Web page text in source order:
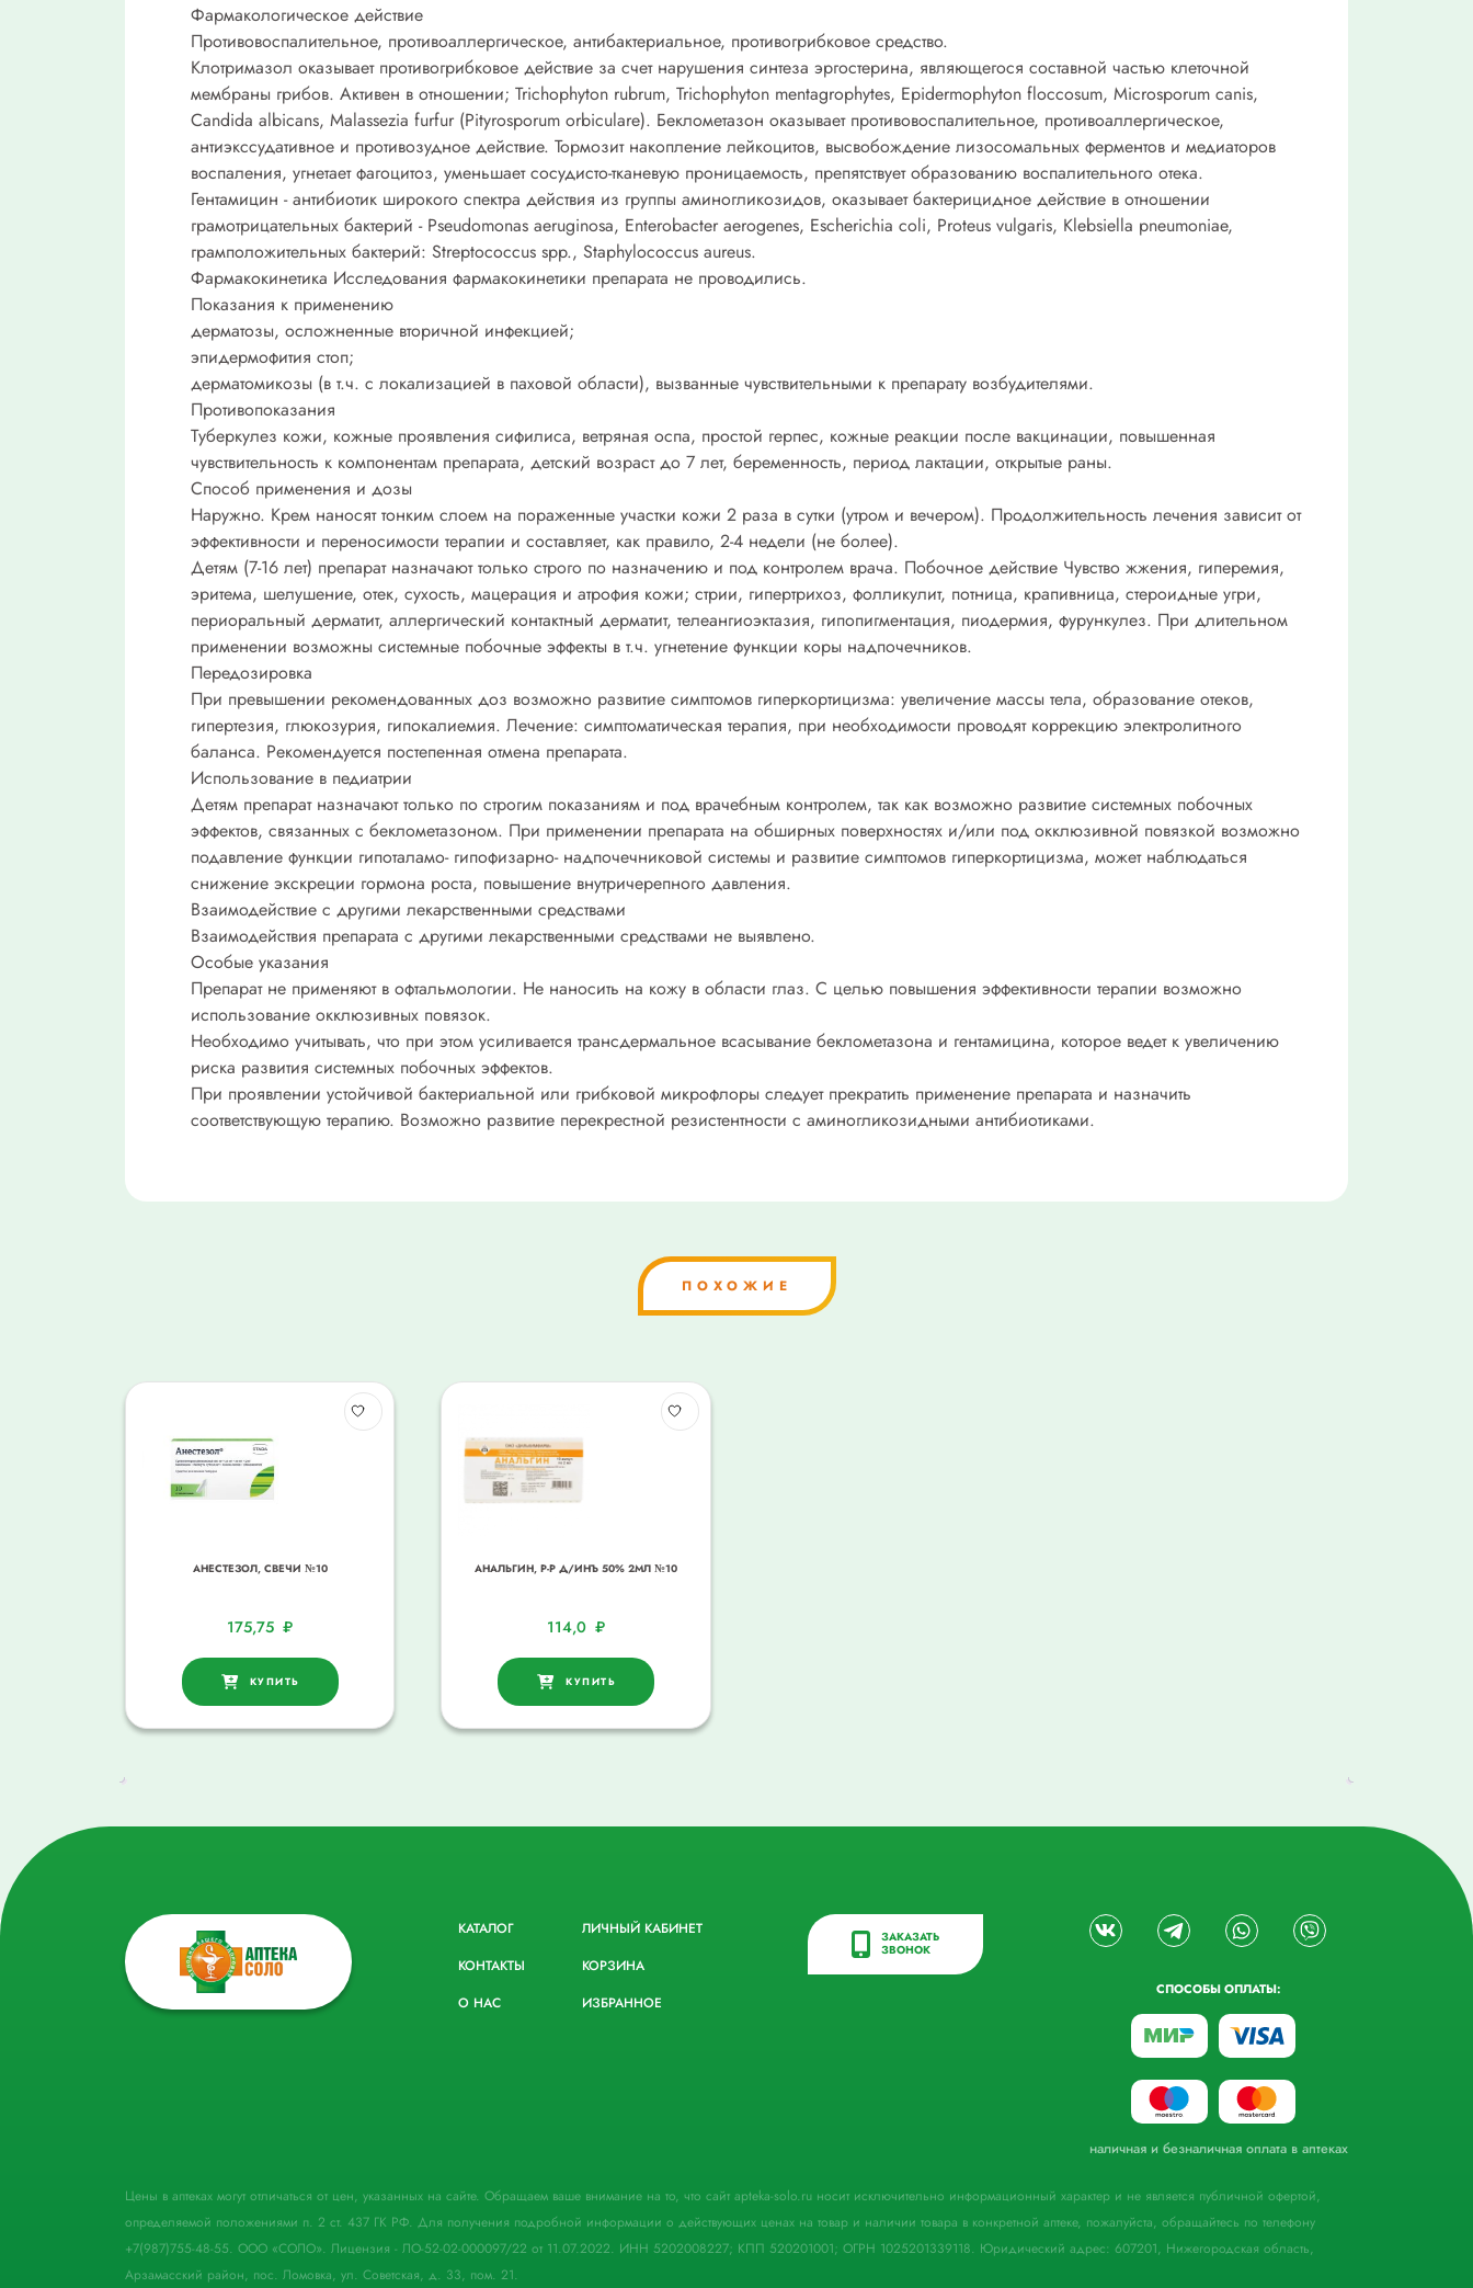
Фармакологическое действие
Противовоспалительное, противоаллергическое, антибактериальное, противогрибковое средство.
Клотримазол оказывает противогрибковое действие за счет нарушения синтеза эргостерина, являющегося составной частью клеточной
мембраны грибов. Активен в отношении; Trichophyton rubrum, Trichophyton mentagrophytes, Epidermophyton floccosum, Microsporum canis,
Candida albicans, Malassezia furfur (Pityrosporum orbiculare). Беклометазон оказывает противовоспалительное, противоаллергическое,
антиэкссудативное и противозудное действие. Тормозит накопление лейкоцитов, высвобождение лизосомальных ферментов и медиаторов
воспаления, угнетает фагоцитоз, уменьшает сосудисто-тканевую проницаемость, препятствует образованию воспалительного отека.
Гентамицин - антибиотик широкого спектра действия из группы аминогликозидов, оказывает бактерицидное действие в отношении
грамотрицательных бактерий - Pseudomonas aeruginosa, Enterobacter aerogenes, Escherichia coli, Proteus vulgaris, Klebsiella pneumoniae,
грамположительных бактерий: Streptococcus spp., Staphylococcus aureus.
Фармакокинетика Исследования фармакокинетики препарата не проводились.
Показания к применению
дерматозы, осложненные вторичной инфекцией;
эпидермофития стоп;
дерматомикозы (в т.ч. с локализацией в паховой области), вызванные чувствительными к препарату возбудителями.
Противопоказания
Туберкулез кожи, кожные проявления сифилиса, ветряная оспа, простой герпес, кожные реакции после вакцинации, повышенная
чувствительность к компонентам препарата, детский возраст до 7 лет, беременность, период лактации, открытые раны.
Способ применения и дозы
Наружно. Крем наносят тонким слоем на пораженные участки кожи 2 раза в сутки (утром и вечером). Продолжительность лечения зависит от
эффективности и переносимости терапии и составляет, как правило, 2-4 недели (не более).
Детям (7-16 лет) препарат назначают только строго по назначению и под контролем врача. Побочное действие Чувство жжения, гиперемия,
эритема, шелушение, отек, сухость, мацерация и атрофия кожи; стрии, гипертрихоз, фолликулит, потница, крапивница, стероидные угри,
периоральный дерматит, аллергический контактный дерматит, телеангиоэктазия, гипопигментация, пиодермия, фурункулез. При длительном
применении возможны системные побочные эффекты в т.ч. угнетение функции коры надпочечников.
Передозировка
При превышении рекомендованных доз возможно развитие симптомов гиперкортицизма: увеличение массы тела, образование отеков,
гипертезия, глюкозурия, гипокалиемия. Лечение: симптоматическая терапия, при необходимости проводят коррекцию электролитного
баланса. Рекомендуется постепенная отмена препарата.
Использование в педиатрии
Детям препарат назначают только по строгим показаниям и под врачебным контролем, так как возможно развитие системных побочных
эффектов, связанных с беклометазоном. При применении препарата на обширных поверхностях и/или под окклюзивной повязкой возможно
подавление функции гипоталамо- гипофизарно- надпочечниковой системы и развитие симптомов гиперкортицизма, может наблюдаться
снижение экскреции гормона роста, повышение внутричерепного давления.
Взаимодействие с другими лекарственными средствами
Взаимодействия препарата с другими лекарственными средствами не выявлено.
Особые указания
Препарат не применяют в офтальмологии. Не наносить на кожу в области глаз. С целью повышения эффективности терапии возможно
использование окклюзивных повязок.
Необходимо учитывать, что при этом усиливается трансдермальное всасывание беклометазона и гентамицина, которое ведет к увеличению
риска развития системных побочных эффектов.
При проявлении устойчивой бактериальной или грибковой микрофлоры следует прекратить применение препарата и назначить
соответствующую терапию. Возможно развитие перекрестной резистентности с аминогликозидными антибиотиками.
ПОХОЖИЕ
АНЕСТЕЗОЛ, СВЕЧИ №10
175,75₽
КУПИТЬ
АНАЛЬГИН, Р-Р Д/ИНЪ 50% 2МЛ №10
114,0 ₽
КУПИТЬ
КАТАЛОГ
КОНТАКТЫ
О НАС
ЛИЧНЫЙ КАБИНЕТ
КОРЗИНА
ИЗБРАННОЕ
ЗАКАЗАТЬ
ЗВОНОК
СПОСОБЫ ОПЛАТЫ:
наличная и безналичная оплата в аптеках
Цены в аптеках могут отличаться от цен, указанных на сайте. Обращаем ваше внимание на то, что сайт apteka-solo.ru носит исключительно информационный характер и не является публичной офертой,
определяемой положениями п. 2 ст. 437 ГК РФ. Для получения подробной информации о действующих ценах на товар и наличии товара в конкретной аптеке, пожалуйста, обращайтесь по телефону
+7(987)755-48-55. ООО «СОЛО». Лицензия - ЛО-52-02-000097/22 от 11.07.2022. ИНН 5202008227; КПП 520201001; ОГРН 1025201339118. Юридический адрес: 607201, Нижегородская область,
Арзамасский район, пос. Ломовка, ул. Советская, д. 33, пом. 21.